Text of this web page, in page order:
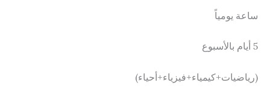
ساعة يومياً
5 أيام بالأسبوع
(رياضيات+كيمياء+فيزياء+أحياء)